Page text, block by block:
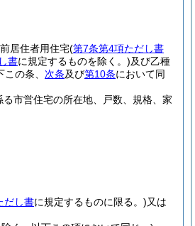
前居住者用住宅(第7条第4項ただし書
書に規定するものを除く。)及び乙種
の条、 次条及び第10条において同
市営住宅の所在地、戸数、規格、家
だし書に規定するものに限る。)又は